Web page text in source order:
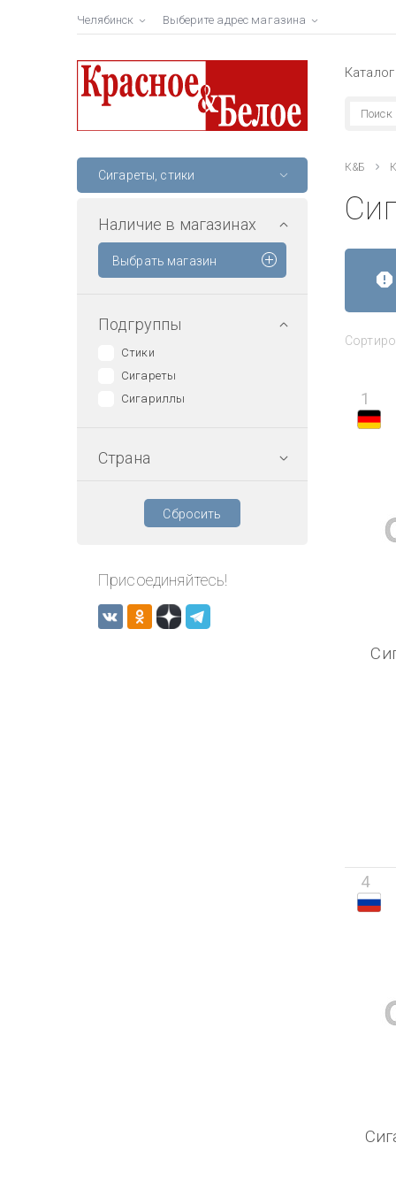
Челябинск Выберите адрес магазина
Каталог
Сигареты, стики
Наличие в магазинах
Выбрать магазин
Подгруппы
Стики
Сигареты
Сигариллы
Страна
Сбросить
Присоединяйтесь!
К&Б
1
4